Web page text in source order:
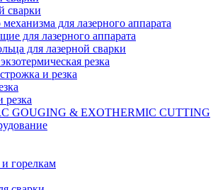
сварки
для лазерного аппарата
для лазерного аппарата
для лазерной сварки
резка
и резка
резка
GOUGING & EXOTHERMIC CUTTING
и горелкам